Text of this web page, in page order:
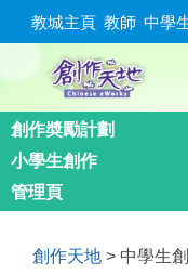
教城主頁 教師 中學
創作奬勵計劃
小學生創作
管理頁
創作天地 > 中學生